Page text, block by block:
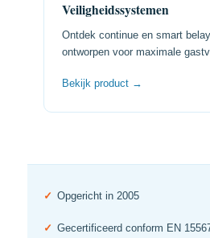
Veiligheidssystemen
Ontdek continue en smart
ontworpen voor maximale
Bekijk product →
✓ Opgericht in 2005
✓ Gecertificeerd conform EN